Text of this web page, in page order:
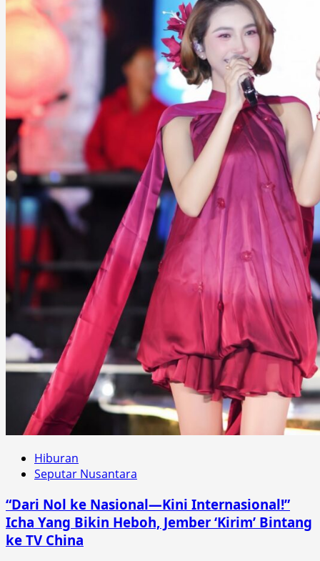
Hiburan
Seputar Nusantara
“Dari Nol ke Nasional—Kini Internasional!”
Icha Yang Bikin Heboh, Jember ‘Kirim’ Bintang
ke TV China